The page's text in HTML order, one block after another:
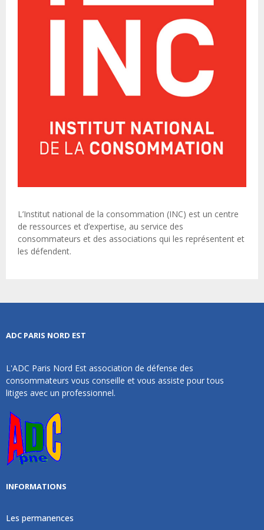
L’Institut national de la consommation (INC) est un centre
de ressources et d’expertise, au service des
consommateurs et des associations qui les représentent et
les défendent.
ADC PARIS NORD EST
L'ADC Paris Nord Est association de défense des
consommateurs vous conseille et vous assiste pour tous
litiges avec un professionnel.
INFORMATIONS
Les permanences